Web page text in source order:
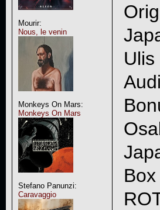
Mourir:
Nous, le venin
Monkeys On Mars:
Monkeys On Mars
Stefano Panunzi:
Caravaggio